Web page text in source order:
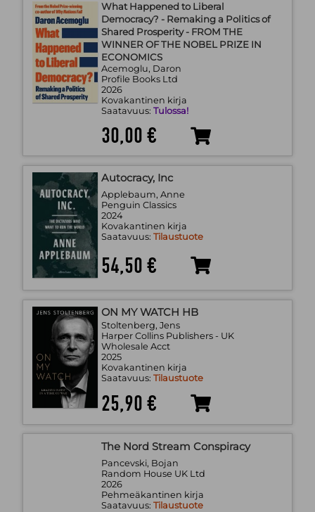
What Happened to Liberal
Democracy? - Remaking a Politics of
Shared Prosperity - FROM THE
WINNER OF THE NOBEL PRIZE IN
ECONOMICS
Acemoglu, Daron
Profile Books Ltd
2026
Kovakantinen kirja
Saatavuus: Tulossa!
30,00 €
Autocracy, Inc
Applebaum, Anne
Penguin Classics
2024
Kovakantinen kirja
Saatavuus: Tilaustuote
54,50 €
ON MY WATCH HB
Stoltenberg, Jens
Harper Collins Publishers - UK
Wholesale Acct
2025
Kovakantinen kirja
Saatavuus: Tilaustuote
25,90 €
The Nord Stream Conspiracy
Pancevski, Bojan
Random House UK Ltd
2026
Pehmeäkantinen kirja
Saatavuus: Tilaustuote